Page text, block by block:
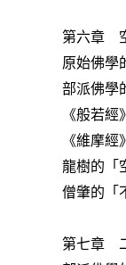
第六章
原始佛學
部派佛學
《般若
《維摩
龍樹的「
僧肇的「
第七章